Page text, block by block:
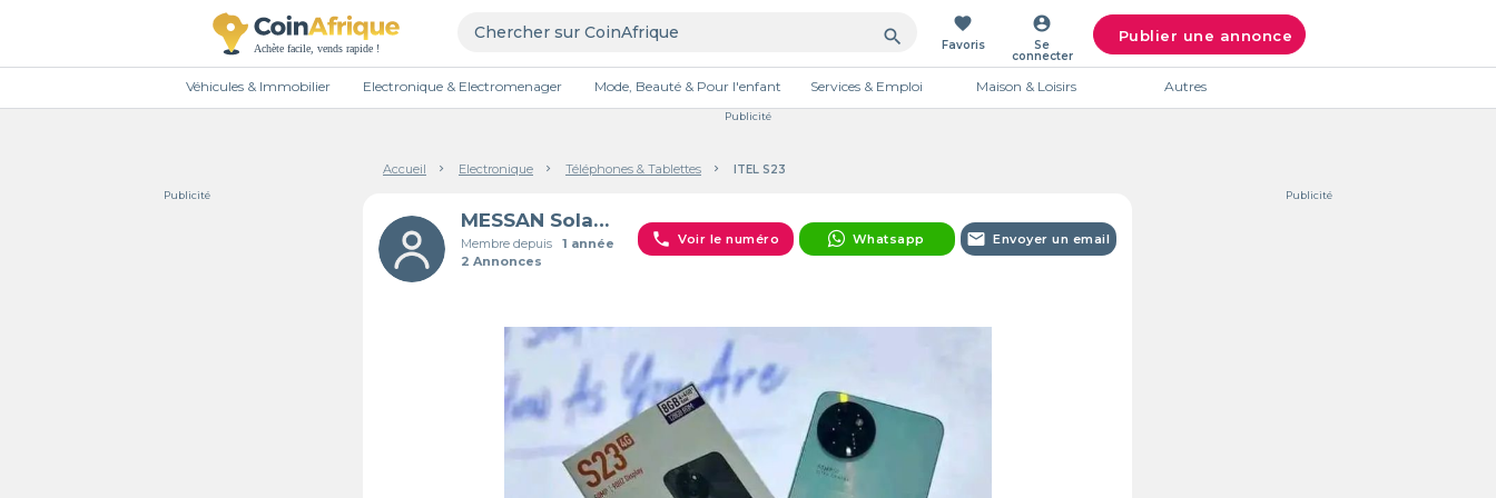
search
favorite
Favoris
account_circle
Se
connecter
Publier une annonce
Véhicules & Immobilier Electronique & Electromenager Mode, Beauté & Pour l'enfant Services & Emploi Maison & Loisirs Autres
Publicité
Accueil Electronique Téléphones & Tablettes ITEL S23
Publicité
MESSAN Solange
Membre depuis1 année
2 Annonces
phone Voir le numéro Whatsapp email Envoyer un email
Publicité